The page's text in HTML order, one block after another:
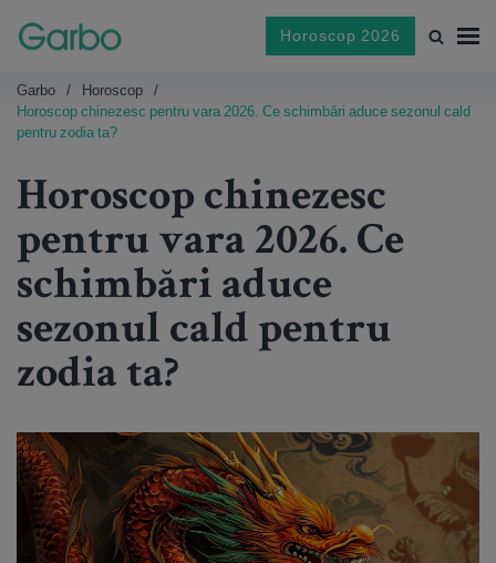
Horoscop 2026
Garbo
Horoscop
Horoscop chinezesc pentru vara 2026. Ce schimbări aduce sezonul cald
pentru zodia ta?
Horoscop chinezesc
pentru vara 2026. Ce
schimbări aduce
sezonul cald pentru
zodia ta?